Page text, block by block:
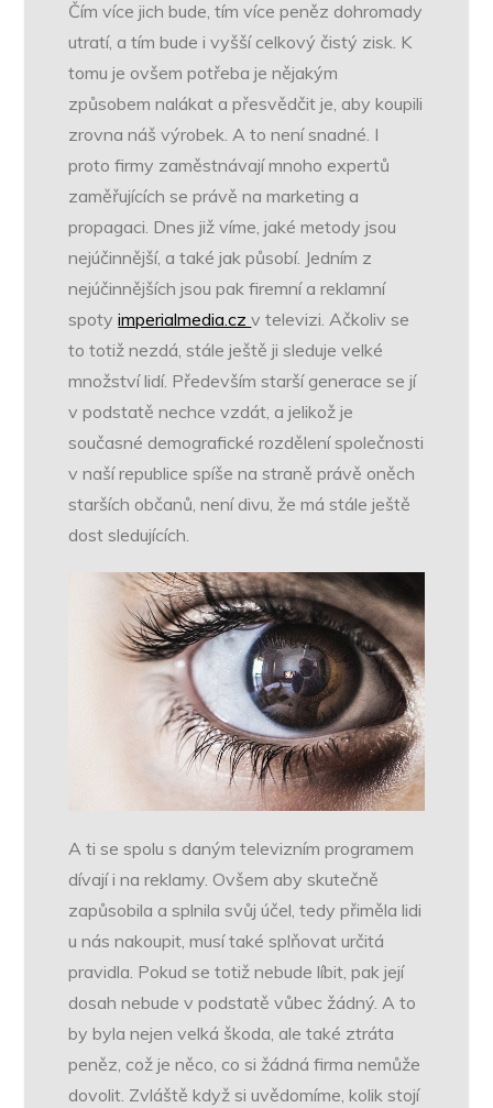
Čím více jich bude, tím více peněz dohromady
utratí, a tím bude i vyšší celkový čistý zisk. K
tomu je ovšem potřeba je nějakým
způsobem nalákat a přesvědčit je, aby koupili
zrovna náš výrobek. A to není snadné. I
proto firmy zaměstnávají mnoho expertů
zaměřujících se právě na marketing a
propagaci. Dnes již víme, jaké metody jsou
nejúčinnější, a také jak působí. Jedním z
nejúčinnějších jsou pak firemní a reklamní
spotyimperialmedia.czv televizi. Ačkoliv se
to totiž nezdá, stále ještě ji sleduje velké
množství lidí. Především starší generace se jí
v podstatě nechce vzdát, a jelikož je
současné demografické rozdělení společnosti
v naší republice spíše na straně právě oněch
starších občanů, není divu, že má stále ještě
dost sledujících.
A ti se spolu s daným televizním programem
dívají i na reklamy.Ovšem aby skutečně
zapůsobila a splnila svůj účel, tedy přiměla lidi
u nás nakoupit, musí také splňovat určitá
pravidla. Pokud se totiž nebude líbit, pak její
dosah nebude v podstatě vůbec žádný. A to
by byla nejen velká škoda, ale také ztráta
peněz, což je něco, co si žádná firma nemůže
dovolit. Zvláště když si uvědomíme, kolik stojí